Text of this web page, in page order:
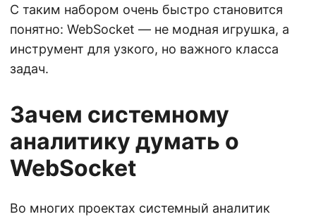
С таким набором очень быстро становится
понятно: WebSocket — не модная игрушка, а
инструмент для узкого, но важного класса
задач.
Зачем системному
аналитику думать о
WebSocket
Во многих проектах системный аналитик